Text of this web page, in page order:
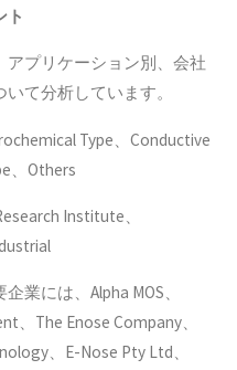
ト
プリケーション別、会社
て分析しています。
Type、Conductive
、Others
Institute、
業には、Alpha MOS、
、The Enose Company、
、E-Nose Pty Ltd、